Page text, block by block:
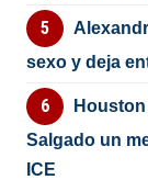
sexo y deja
Salgado un
ICE